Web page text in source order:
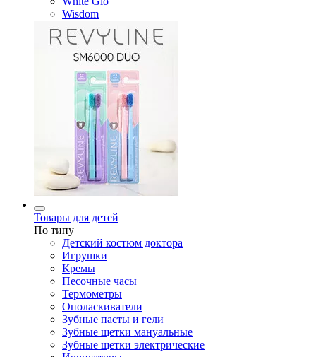
Wisdom
Товары для детей
По типу
Детский костюм доктора
Игрушки
Кремы
Песочные часы
Термометры
Ополаскиватели
Зубные пасты и гели
Зубные щетки мануальные
Зубные щетки электрические